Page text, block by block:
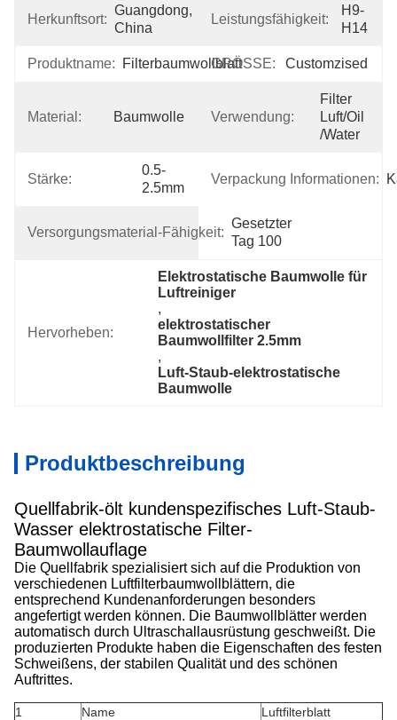
Herkunftsort:
Guangdong,
China
Leistungsfähigkeit:
H9-
H14
Produktname: FilterbaumwollblattGRÖSSE: Customzised
Material: Baumwolle Verwendung:
Filter
Luft/oil
/water
Stärke:
0.5-
2.5mm
Verpackung Informationen:
Versorgungsmaterial-Fähigkeit:
Gesetzter
Tag 100
Hervorheben:
Elektrostatische Baumwolle für
Luftreiniger
,
elektrostatischer
Baumwollfilter 2.5mm
,
Luft-Staub-elektrostatische
Baumwolle
Produktbeschreibung
Quellfabrik-ölt kundenspezifisches Luft-Staub-
Wasser elektrostatische Filter-
Baumwollauflage
Die Quellfabrik spezialisiert sich auf die Produktion von
verschiedenen Luftfilterbaumwollblättern, die
entsprechend Kundenanforderungen besonders
angefertigt werden können. Die Baumwollblätter werden
automatisch durch Ultraschallausrüstung geschweißt. Die
produzierten Produkte haben die Eigenschaften des festen
Schweißens, der stabilen Qualität und des schönen
Auftrittes.
1 Name
Luftfilterblatt